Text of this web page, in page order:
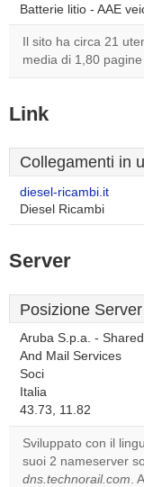
Batterie litio - AAE
Il sito ha circa 21
media di 1,80
Link
Collegamenti in
diesel-ricambi.it
Diesel Ricambi
Server
Posizione Server
Aruba S.p.a. -
And Mail Services
Soci
Italia
43.73, 11.82
Sviluppato con il
suoi 2 nameserver
dns.technorail.com.